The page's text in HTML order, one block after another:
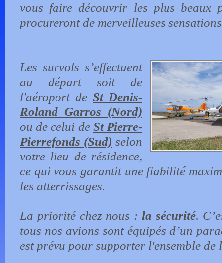
vous faire découvrir les plus beaux
procureront de merveilleuses
Les survols s’effectuent
au départ soit de
l'aéroport de St Denis-
Roland Garros (Nord)
ou de celui de St Pierre-
Pierrefonds (Sud) selon
votre lieu de résidence,
ce qui vous garantit une fiabilité
les atterrissages.
La priorité chez nous :la sécurité.
tous nos avions sont équipés d’un
est prévu pour supporter l'ensemble de